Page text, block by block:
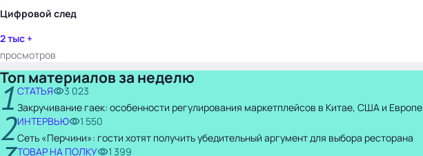
Цифровой след
2 тыс +
просмотров
Топ материалов за неделю
1 СТАТЬЯ
3 023
Закручивание гаек: особенности регулирования маркетплейсов в Китае, США и Европе
2ИНТЕРВЬЮ
1 550
Сеть «Перчини»: гости хотят получить убедительный аргумент для выбора ресторана
ТОВАР НА ПОЛКУ 1 399